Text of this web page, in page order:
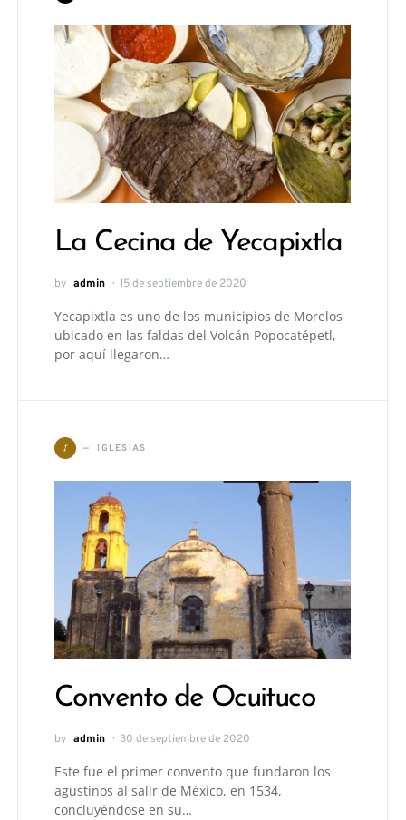
La Cecina de Yecapixtla
by admin 15 de septiembre de 2020
Yecapixtla es uno de los municipios de Morelos
ubicado en las faldas del Volcán Popocatépetl,
por aquí llegaron…
I IGLESIAS
Convento de Ocuituco
by admin 30 de septiembre de 2020
Este fue el primer convento que fundaron los
agustinos al salir de México, en 1534,
concluyéndose en su…